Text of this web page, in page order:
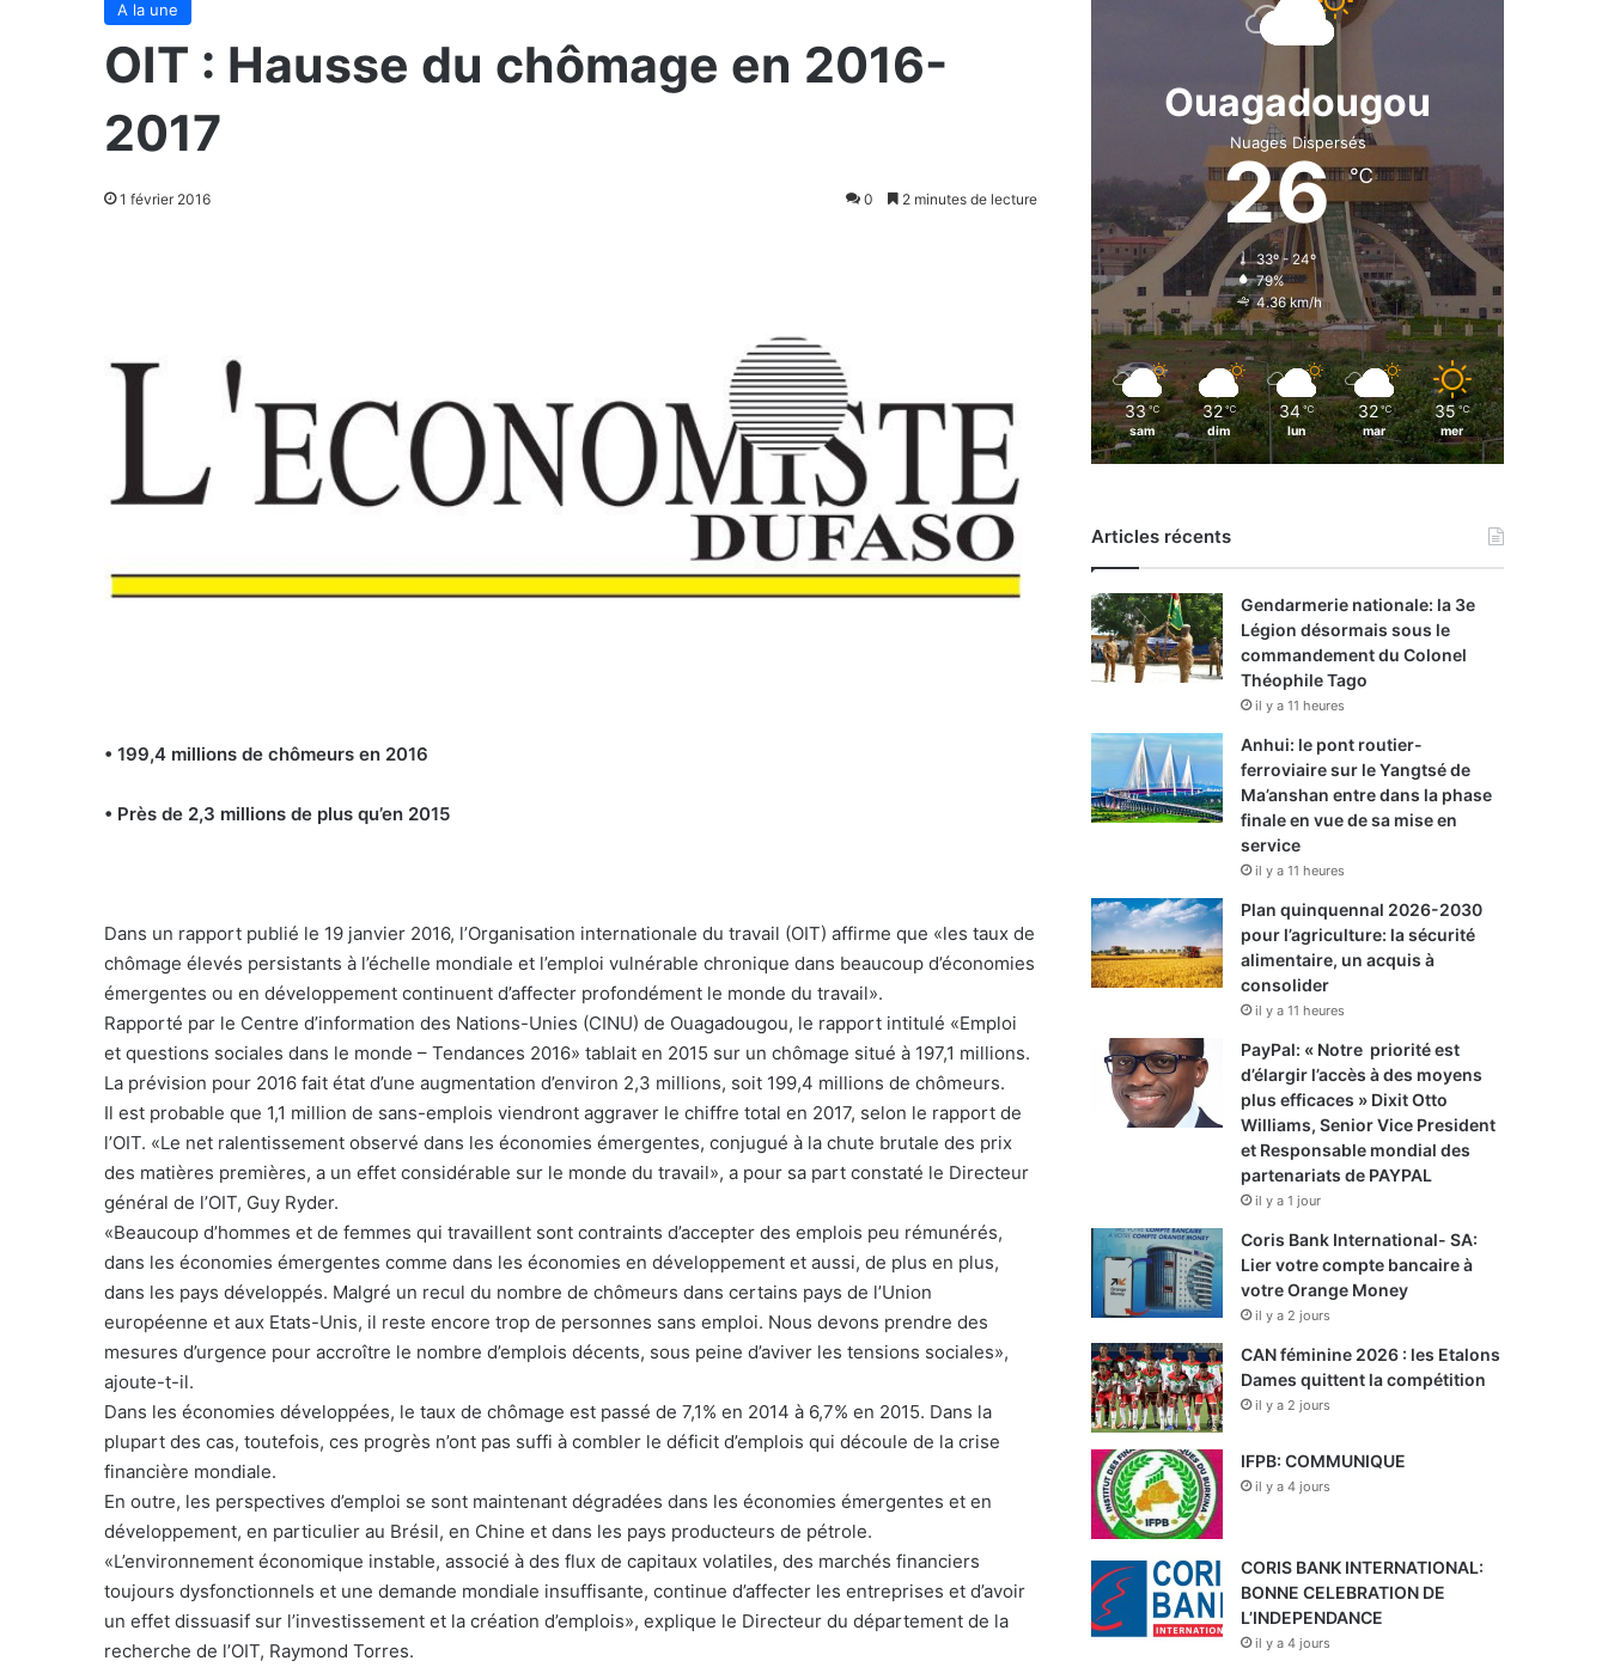
A la une
OIT : Hausse du chômage en 2016-
2017
1 février 2016 0 2 minutes de lecture
• 199,4 millions de chômeurs en 2016
• Près de 2,3 millions de plus qu’en 2015
Dans un rapport publié le 19 janvier 2016, l’Organisation internationale du travail (OIT) affirme que «les taux de
chômage élevés persistants à l’échelle mondiale et l’emploi vulnérable chronique dans beaucoup d’économies
émergentes ou en développement continuent d’affecter profondément le monde du travail».
Rapporté par le Centre d’information des Nations-Unies (CINU) de Ouagadougou, le rapport intitulé «Emploi
et questions sociales dans le monde – Tendances 2016» tablait en 2015 sur un chômage situé à 197,1 millions.
La prévision pour 2016 fait état d’une augmentation d’environ 2,3 millions, soit 199,4 millions de chômeurs.
Il est probable que 1,1 million de sans-emplois viendront aggraver le chiffre total en 2017, selon le rapport de
l’OIT. «Le net ralentissement observé dans les économies émergentes, conjugué à la chute brutale des prix
des matières premières, a un effet considérable sur le monde du travail», a pour sa part constaté le Directeur
général de l’OIT, Guy Ryder.
«Beaucoup d’hommes et de femmes qui travaillent sont contraints d’accepter des emplois peu rémunérés,
dans les économies émergentes comme dans les économies en développement et aussi, de plus en plus,
dans les pays développés. Malgré un recul du nombre de chômeurs dans certains pays de l’Union
européenne et aux Etats-Unis, il reste encore trop de personnes sans emploi. Nous devons prendre des
mesures d’urgence pour accroître le nombre d’emplois décents, sous peine d’aviver les tensions sociales»,
ajoute-t-il.
Dans les économies développées, le taux de chômage est passé de 7,1% en 2014 à 6,7% en 2015. Dans la
plupart des cas, toutefois, ces progrès n’ont pas suffi à combler le déficit d’emplois qui découle de la crise
financière mondiale.
En outre, les perspectives d’emploi se sont maintenant dégradées dans les économies émergentes et en
développement, en particulier au Brésil, en Chine et dans les pays producteurs de pétrole.
«L’environnement économique instable, associé à des flux de capitaux volatiles, des marchés financiers
toujours dysfonctionnels et une demande mondiale insuffisante, continue d’affecter les entreprises et d’avoir
un effet dissuasif sur l’investissement et la création d’emplois», explique le Directeur du département de la
recherche de l’OIT, Raymond Torres.
Ouagadougou
Nuages Dispersés
26℃
33º - 24º
79%
4.36 km/h
33 ℃
sam
32 ℃
dim
34 ℃
lun
32 ℃
mar
35 ℃
mer
Articles récents
Gendarmerie nationale: la 3e
Légion désormais sous le
commandement du Colonel
Théophile Tago
il y a 11 heures
Anhui: le pont routier-
ferroviaire sur le Yangtsé de
Ma’anshan entre dans la phase
finale en vue de sa mise en
service
il y a 11 heures
Plan quinquennal 2026-2030
pour l’agriculture: la sécurité
alimentaire, un acquis à
consolider
il y a 11 heures
PayPal: « Notre priorité est
d’élargir l’accès à des moyens
plus efficaces » Dixit Otto
Williams, Senior Vice President
et Responsable mondial des
partenariats de PAYPAL
il y a 1 jour
Coris Bank International- SA:
Lier votre compte bancaire à
votre Orange Money
il y a 2 jours
CAN féminine 2026 : les Etalons
Dames quittent la compétition
il y a 2 jours
IFPB: COMMUNIQUE
il y a 4 jours
CORIS BANK INTERNATIONAL:
BONNE CELEBRATION DE
L’INDEPENDANCE
il y a 4 jours